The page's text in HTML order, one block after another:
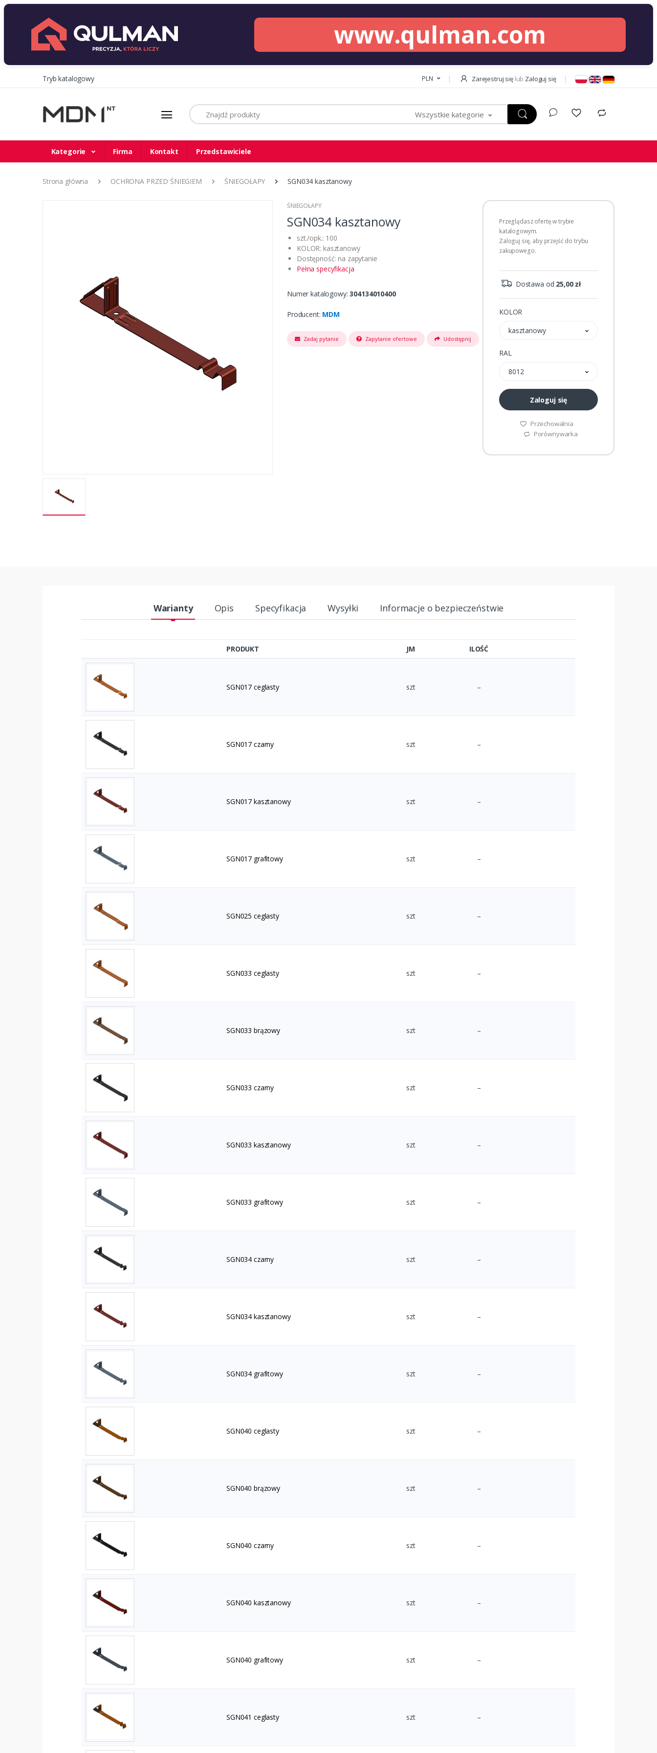
www.qulman.com
Tryb katalogowy PLN Zarejestruj się lub Zaloguj się
Szukaj
Wszystkie kategorie
Kategorie Firma Kontakt Przedstawiciele
Strona główna OCHRONA PRZED ŚNIEGIEM ŚNIEGOŁAPY SGN034 kasztanowy
ŚNIEGOŁAPY
SGN034 kasztanowy
szt./opk.: 100
KOLOR: kasztanowy
Dostępność: na zapytanie
Pełna specyfikacja
Numer katalogowy:304134010400
Producent: MDM
Zadaj pytanie Zapytanie ofertowe Udostępnij
Przeglądasz ofertę w trybie
katalogowym.
Zaloguj się, aby przejść do trybu
zakupowego.
Dostawa od 25,00 zł
KOLOR
kasztanowy
RAL
8012
Zaloguj się
Przechowalnia
Porównywarka
Warianty Opis Specyfikacja Wysyłki Informacje o bezpieczeństwie
PRODUKT JM ILOŚĆ
SGN017 ceglasty szt –
SGN017 czarny szt –
SGN017 kasztanowy szt –
SGN017 grafitowy szt –
SGN025 ceglasty szt –
SGN033 ceglasty szt –
SGN033 brązowy szt –
SGN033 czarny szt –
SGN033 kasztanowy szt –
SGN033 grafitowy szt –
SGN034 czarny szt –
SGN034 kasztanowy szt –
SGN034 grafitowy szt –
SGN040 ceglasty szt –
SGN040 brązowy szt –
SGN040 czarny szt –
SGN040 kasztanowy szt –
SGN040 grafitowy szt –
SGN041 ceglasty szt –